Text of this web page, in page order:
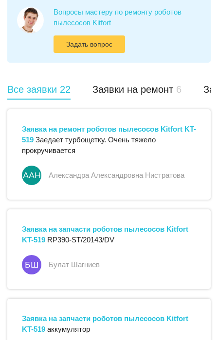
Вопросы мастеру по ремонту роботов
пылесосов Kitfort
Задать вопрос
Все заявки 22 Заявки на ремонт 6
Заявка на ремонт роботов пылесосов Kitfort KT-
519 Заедает турбощетку. Очень тяжело
прокручивается
ААН Александра Александровна Нистратова
Заявка на запчасти роботов пылесосов Kitfort
KT-519 RP390-ST/20143/DV
БШ Булат Шагниев
Заявка на запчасти роботов пылесосов Kitfort
KT-519 аккумулятор